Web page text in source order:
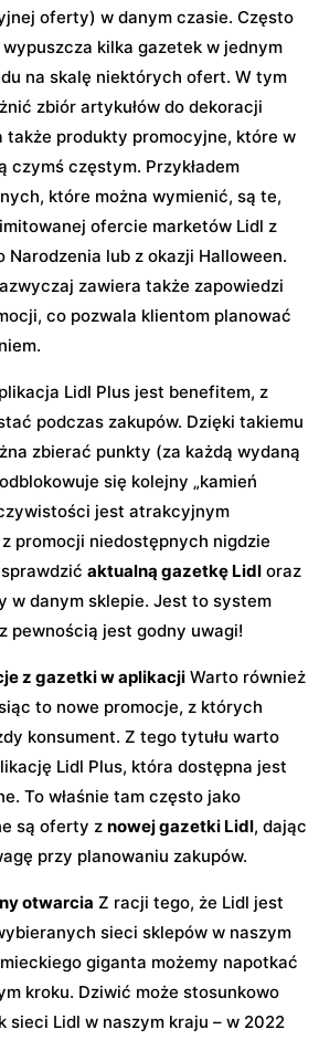
oferty) w danym czasie. Często
kilka gazetek w jednym
na skalę niektórych ofert. W tym
zbiór artykułów do dekoracji
także produkty promocyjne, które w
czymś częstym. Przykładem
które można wymienić, są te,
ofercie marketów Lidl z
Narodzenia lub z okazji Halloween.
zawiera także zapowiedzi
co pozwala klientom planować
Lidl Plus jest benefitem, z
podczas zakupów. Dzięki takiemu
zbierać punkty (za każdą wydaną
się kolejny „kamień
jest atrakcyjnym
promocji niedostępnych nigdzie
aktualną gazetkę Lidl oraz
w danym sklepie. Jest to system
pewnością jest godny uwagi!
z gazetki w aplikacji Warto również
to nowe promocje, z których
konsument. Z tego tytułu warto
Lidl Plus, która dostępna jest
To właśnie tam często jako
są oferty z nowej gazetki Lidl, dając
przy planowaniu zakupów.
otwarcia Z racji tego, że Lidl jest
sieci sklepów w naszym
giganta możemy napotkać
kroku. Dziwić może stosunkowo
sieci Lidl w naszym kraju – w 2022